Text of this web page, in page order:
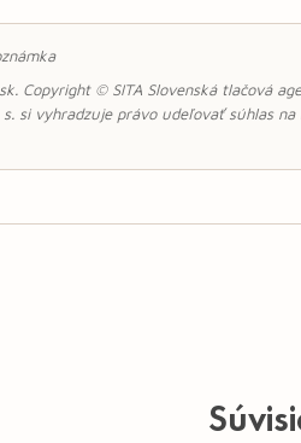
Copyright © SITA Slovenská tlačová
si vyhradzuje právo udeľovať súhlas